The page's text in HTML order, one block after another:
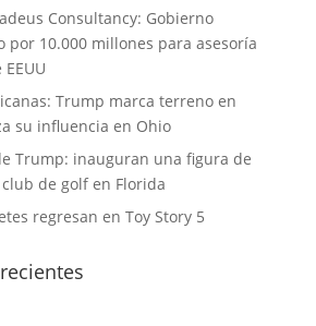
Consultancy: Gobierno
por 10.000 millones para asesoría
Trump marca terreno en
su influencia en Ohio
Trump: inauguran una figura de
de golf en Florida
regresan en Toy Story 5